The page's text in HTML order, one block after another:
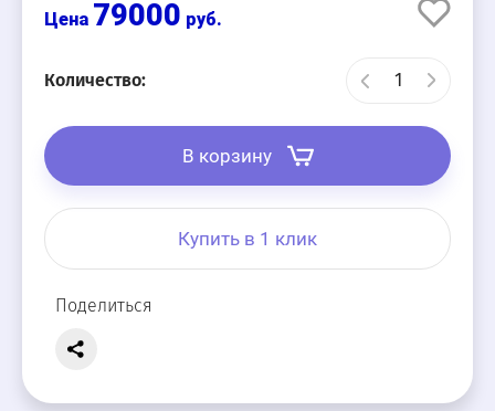
79000 руб.
Количество:
В корзину
Купить в 1 клик
Поделиться